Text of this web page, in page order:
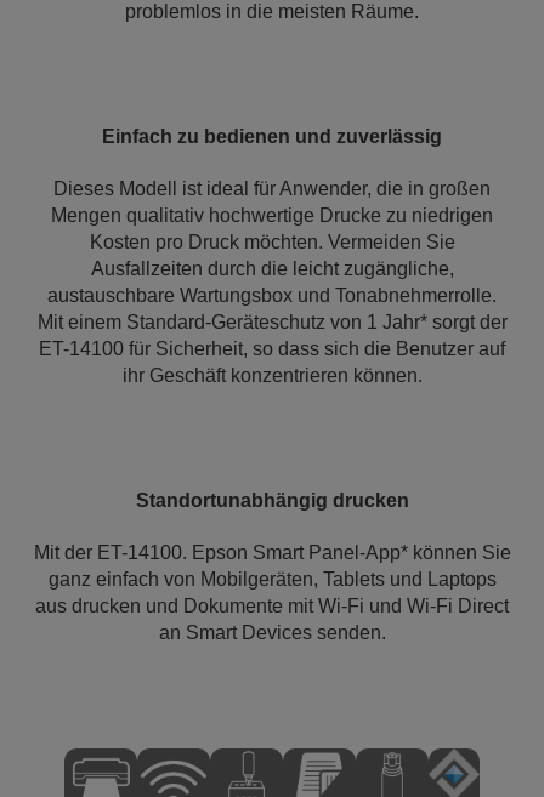
problemlos in die meisten Räume.
Einfach zu bedienen und zuverlässig
Dieses Modell ist ideal für Anwender, die in großen
Mengen qualitativ hochwertige Drucke zu niedrigen
Kosten pro Druck möchten. Vermeiden Sie
Ausfallzeiten durch die leicht zugängliche,
austauschbare Wartungsbox und Tonabnehmerrolle.
Mit einem Standard-Geräteschutz von 1 Jahr* sorgt der
ET-14100 für Sicherheit, so dass sich die Benutzer auf
ihr Geschäft konzentrieren können.
Standortunabhängig drucken
Mit der ET-14100. Epson Smart Panel-App* können Sie
ganz einfach von Mobilgeräten, Tablets und Laptops
aus drucken und Dokumente mit Wi-Fi und Wi-Fi Direct
an Smart Devices senden.